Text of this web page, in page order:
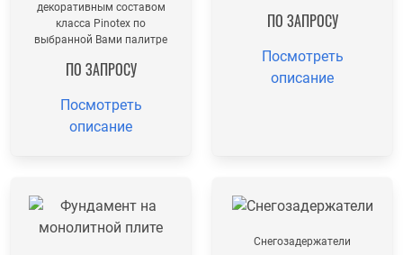
декоративным составом
класса Pinotex по
выбранной Вами палитре
ПО ЗАПРОСУ
Посмотреть
описание
ПО ЗАПРОСУ
Посмотреть
описание
Снегозадержатели